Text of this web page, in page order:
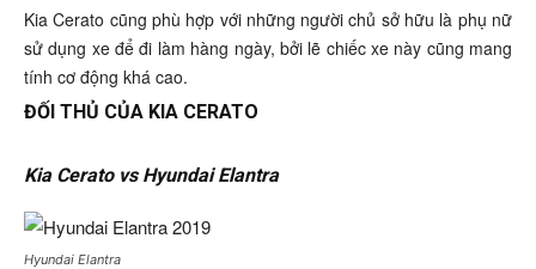
Kia Cerato cũng phù hợp với những người chủ sở hữu là phụ nữ
sử dụng xe để đi làm hàng ngày, bởi lẽ chiếc xe này cũng mang
tính cơ động khá cao.
ĐỐI THỦ CỦA KIA CERATO
Kia Cerato vs Hyundai Elantra
Hyundai Elantra